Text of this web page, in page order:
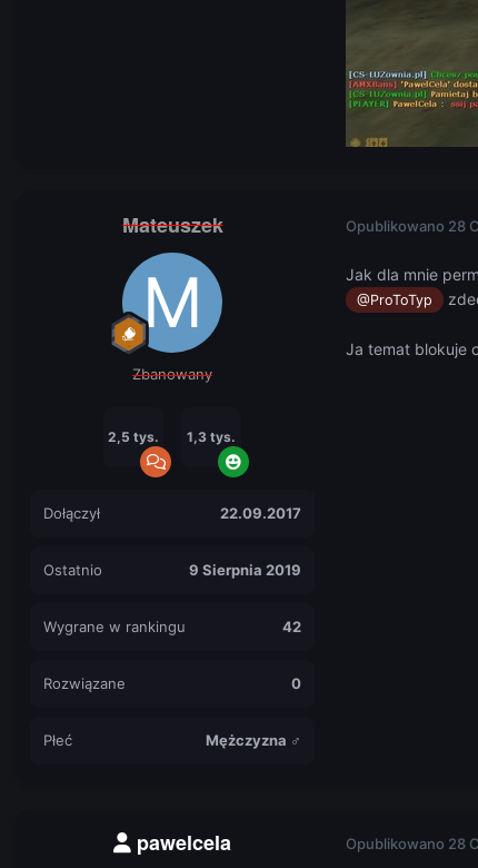
Mateuszek
Zbanowany
2,5 tys. 1,3 tys.
Dołączył 22.09.2017
Ostatnio 9 Sierpnia 2019
Wygrane w rankingu 42
Rozwiązane 0
Płeć Mężczyzna ♂
Opublikowano 28
Jak dla mnie
@ProToTyp
Ja temat blokuje
pawelcela Opublikowano 28